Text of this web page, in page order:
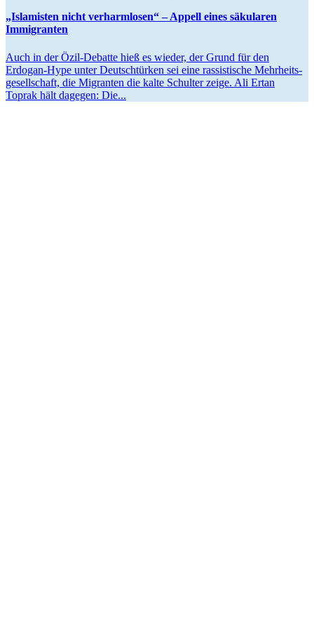
„Islamisten nicht verharm­losen“ – Appell eines säkularen
Immigranten
Auch in der Özil-Debatte hieß es wieder, der Grund für den
Erdogan-Hype unter Deutsch­türken sei eine rassis­tische Mehrheits­
ge­sell­schaft, die Migranten die kalte Schulter zeige. Ali Ertan
Toprak hält dagegen: Die...